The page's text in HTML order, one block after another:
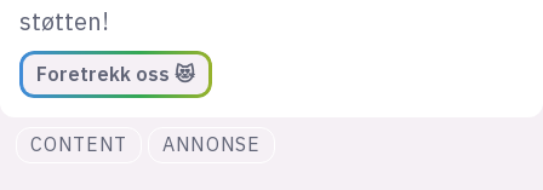
støtten!
Foretrekk oss 😻
CONTENT ANNONSE